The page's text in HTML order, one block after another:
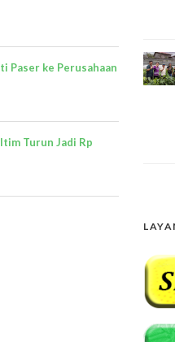
Paser ke Perusahaan
Turun Jadi Rp